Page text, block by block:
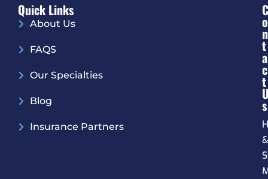
Quick Links
About Us
FAQS
Our Specialties
Blog
Insurance Partners
C
O
N
T
A
C
T
S
&